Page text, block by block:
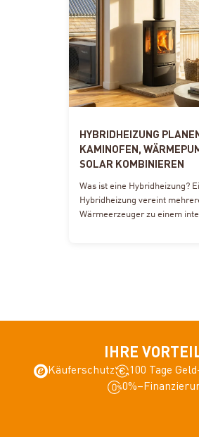
HYBRIDHEIZUNG
KAMINOFEN,
SOLAR KOMBINIEREN
Was ist eine Hybridheizung?
Hybridheizung vereint
Wärmeerzeuger zu einem
IHRE
Käuferschutz
100 Tage